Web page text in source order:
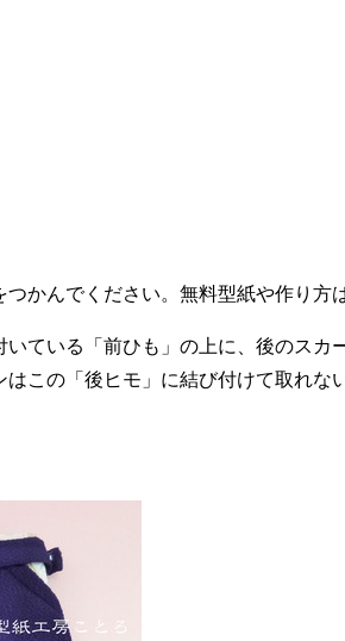
かんでください。無料型紙や作り方
ている「前ひも」の上に、後のスカ
この「後ヒモ」に結び付けて取れな